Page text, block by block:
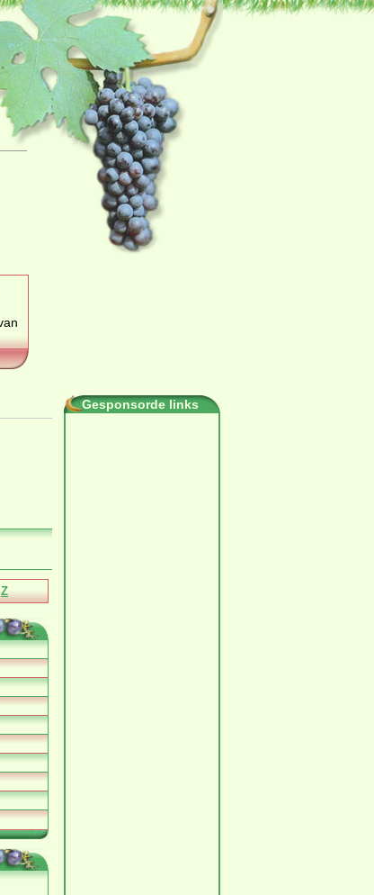
Z
Gesponsorde links